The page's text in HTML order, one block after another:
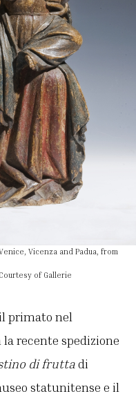
Vicenza and Padua, from
of Gallerie
primato nel
recente spedizione
di fruttadi
statunitense e il